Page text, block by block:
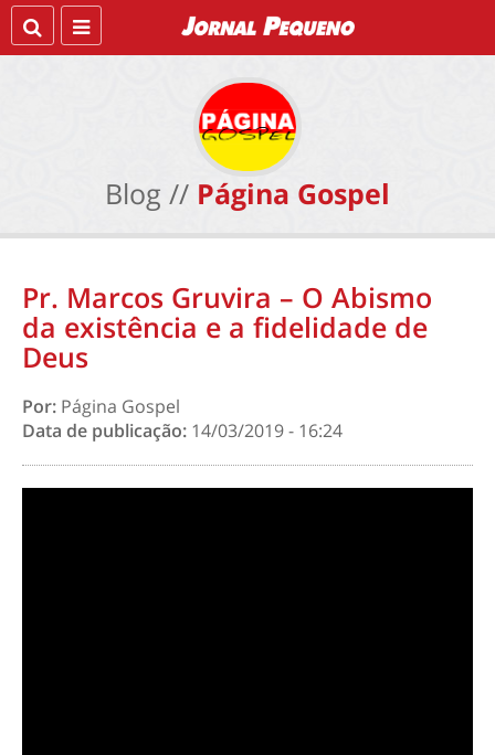
Blog // Página Gospel
Pr. Marcos Gruvira – O Abismo
da existência e a fidelidade de
Deus
Por: Página Gospel
Data de publicação: 14/03/2019 - 16:24